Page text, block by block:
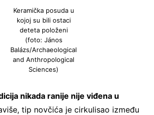
Keramička posuda u
kojoj su bili ostaci
deteta položeni
(foto: János
Balázs/Archaeological
and Anthropological
Sciences)
nikada ranije nije viđena u
tip novčića je cirkulisao između